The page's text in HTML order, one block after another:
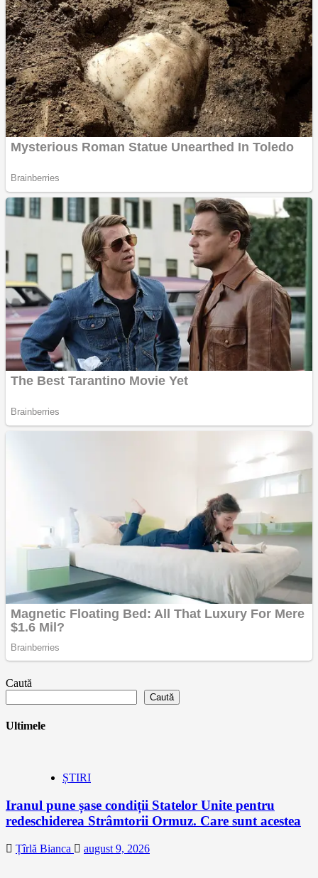
Caută
Caută
Ultimele
ȘTIRI
Iranul pune șase condiții Statelor Unite pentru
redeschiderea Strâmtorii Ormuz. Care sunt acestea
Țîrlă Bianca august 9, 2026